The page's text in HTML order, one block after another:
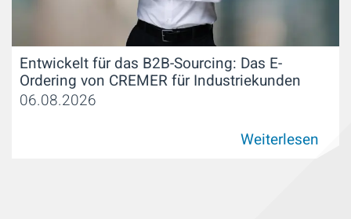
Entwickelt für das B2B-Sourcing: Das E-
Ordering von CREMER für Industriekunden
06.08.2026
Weiterlesen